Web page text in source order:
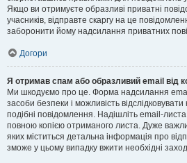
Якщо ви отримуєте образливі приватні
учасників, відправте скаргу на це
заборонити йому надсилання приватних
Догори
Я отримав спам або образливий email від
Ми шкодуємо про це. Форма надсилання
засоби безпеки і можливість
подібні повідомлення. Надішліть email-
повною копією отриманого листа. Дуже
яких міститься детальна інформація про
зможе у цьому випадку вжити необхідні